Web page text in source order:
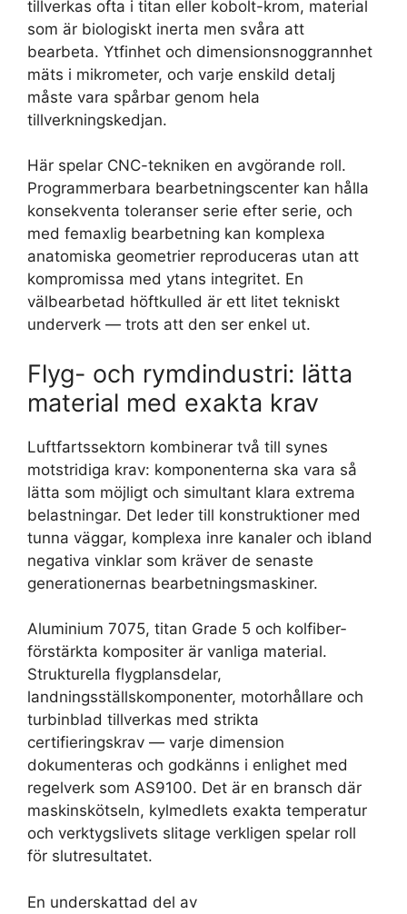
tillverkas ofta i titan eller kobolt-krom, material
som är biologiskt inerta men svåra att
bearbeta. Ytfinhet och dimensionsnoggrannhet
mäts i mikrometer, och varje enskild detalj
måste vara spårbar genom hela
tillverkningskedjan.
Här spelar CNC-tekniken en avgörande roll.
Programmerbara bearbetningscenter kan hålla
konsekventa toleranser serie efter serie, och
med femaxlig bearbetning kan komplexa
anatomiska geometrier reproduceras utan att
kompromissa med ytans integritet. En
välbearbetad höftkulled är ett litet tekniskt
underverk — trots att den ser enkel ut.
Flyg- och rymdindustri: lätta
material med exakta krav
Luftfartssektorn kombinerar två till synes
motstridiga krav: komponenterna ska vara så
lätta som möjligt och simultant klara extrema
belastningar. Det leder till konstruktioner med
tunna väggar, komplexa inre kanaler och ibland
negativa vinklar som kräver de senaste
generationernas bearbetningsmaskiner.
Aluminium 7075, titan Grade 5 och kolfiber­
förstärkta kompositer är vanliga material.
Strukturella flygplansdelar,
landningsställskomponenter, motorhållare och
turbinblad tillverkas med strikta
certifieringskrav — varje dimension
dokumenteras och godkänns i enlighet med
regelverk som AS9100. Det är en bransch där
maskinskötseln, kylmedlets exakta temperatur
och verktygslivets slitage verkligen spelar roll
för slutresultatet.
En underskattad del av